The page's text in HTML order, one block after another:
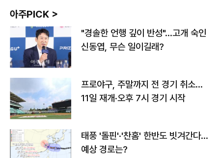
아주PICK >
"경솔한 언행 깊이 반성"…고개 숙인
신동엽, 무슨 일이길래?
프로야구, 주말까지 전 경기 취소…
11일 재개·오후 7시 경기 시작
태풍 '돌핀'·'찬홈' 한반도 빗겨간다…
예상 경로는?